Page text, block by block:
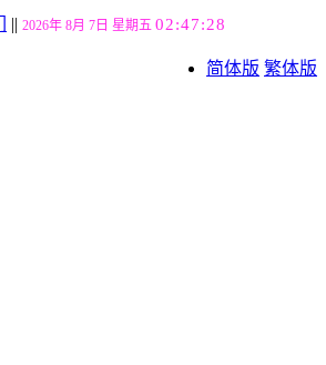
|| 2026年 8月 7日 星期五 02:47:28
简体版 繁体版